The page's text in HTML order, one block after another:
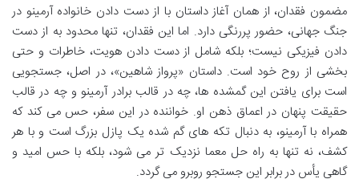
مضمون فقدان، از همان آغاز داستان با از دست دادن خانواده آرمینو در
جنگ جهانی، حضور پررنگی دارد. اما این فقدان، تنها محدود به از دست
دادن فیزیکی نیست؛ بلکه شامل از دست دادن هویت، خاطرات و حتی
بخشی از روح خود است. داستان «پرواز شاهین»، در اصل، جستجویی
است برای یافتن این گمشده ها، چه در قالب برادر آرمینو و چه در قالب
حقیقت پنهان در اعماق ذهن او. خواننده در این سفر، حس می کند که
همراه با آرمینو، به دنبال تکه های گم شده یک پازل بزرگ است و با هر
کشف، نه تنها به راه حل معما نزدیک تر می شود، بلکه با حس امید و
گاهی یأس در برابر این جستجو روبرو می گردد.